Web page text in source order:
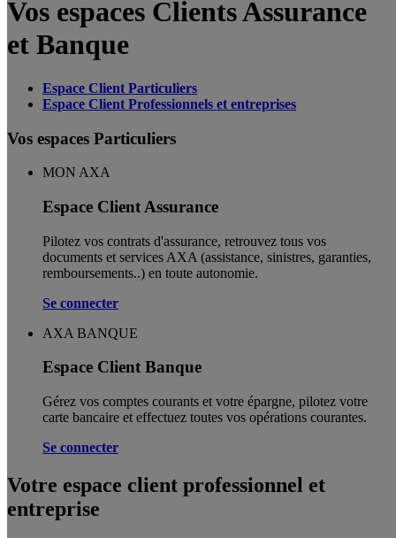
Vos espaces Clients Assurance
et Banque
Espace Client Particuliers
Espace Client Professionnels et entreprises
Vos espaces Particuliers
MON AXA
Espace Client Assurance
Pilotez vos contrats d'assurance, retrouvez tous vos
documents et services AXA (assistance, sinistres, garanties,
remboursements..) en toute autonomie. ​
Se connecter
AXA BANQUE
Espace Client Banque
Gérez vos comptes courants et votre épargne, pilotez votre
carte bancaire et effectuez toutes vos opérations courantes.
Se connecter
Votre espace client professionnel et
entreprise